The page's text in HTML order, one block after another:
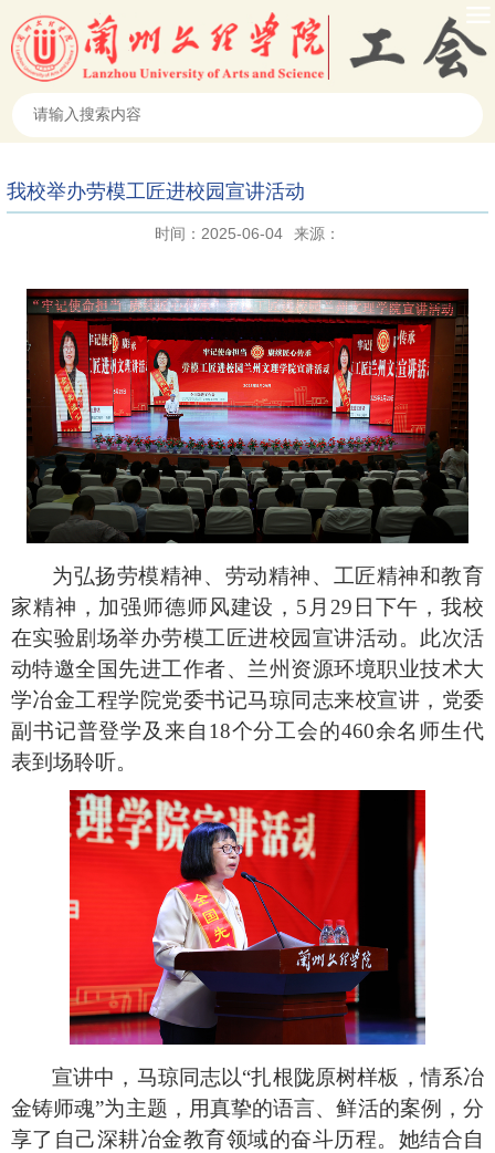
我校举办劳模工匠进校园宣讲活动
时间：2025-06-04 来源：
为弘扬劳模精神、劳动精神、工匠精神和教育
家精神，加强师德师风建设，5月29日下午，我校
在实验剧场举办劳模工匠进校园宣讲活动。此次活
动特邀全国先进工作者、兰州资源环境职业技术大
学冶金工程学院党委书记马琼同志来校宣讲，党委
副书记普登学及来自18个分工会的460余名师生代
表到场聆听。
宣讲中，马琼同志以“扎根陇原树样板，情系冶
金铸师魂”为主题，用真挚的语言、鲜活的案例，分
享了自己深耕冶金教育领域的奋斗历程。她结合自